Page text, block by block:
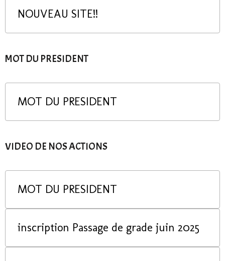
NOUVEAU SITE!!
MOT DU PRESIDENT
MOT DU PRESIDENT
VIDEO DE NOS ACTIONS
MOT DU PRESIDENT
inscription Passage de grade juin 2025